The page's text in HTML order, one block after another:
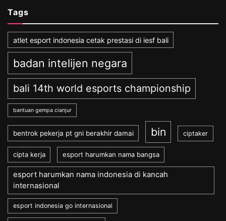
Tags
atlet esport indonesia cetak prestasi di iesf bali
badan intelijen negara
bali 14th world esports championship
bantuan gempa cianjur
bentrok pekerja pt gni berakhir damai bin ciptaker
cipta kerja esport harumkan nama bangsa
esport harumkan nama indonesia di kancah
internasional
esport indonesia go internasional